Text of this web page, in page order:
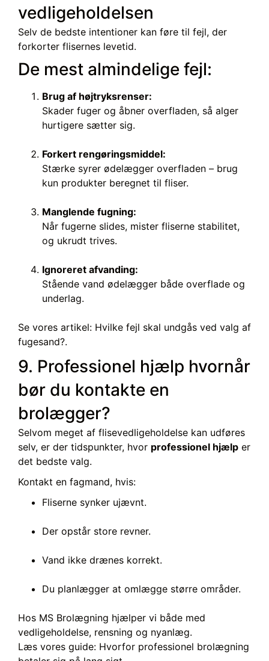
vedligeholdelsen
Selv de bedste intentioner kan føre til fejl, der
forkorter flisernes levetid.
De mest almindelige fejl:
Brug af højtryksrenser:
Skader fuger og åbner overfladen, så alger
hurtigere sætter sig.
Forkert rengøringsmiddel:
Stærke syrer ødelægger overfladen – brug
kun produkter beregnet til fliser.
Manglende fugning:
Når fugerne slides, mister fliserne stabilitet,
og ukrudt trives.
Ignoreret afvanding:
Stående vand ødelægger både overflade og
underlag.
Se vores artikel: Hvilke fejl skal undgås ved valg af
fugesand?.
9. Professionel hjælp hvornår
bør du kontakte en
brolægger?
Selvom meget af flisevedligeholdelse kan udføres
selv, er der tidspunkter, hvor professionel hjælp er
det bedste valg.
Kontakt en fagmand, hvis:
Fliserne synker ujævnt.
Der opstår store revner.
Vand ikke drænes korrekt.
Du planlægger at omlægge større områder.
Hos MS Brolægning hjælper vi både med
vedligeholdelse, rensning og nyanlæg.
Læs vores guide: Hvorfor professionel brolægning